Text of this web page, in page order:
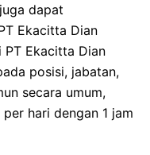
dapat
Ekacitta Dian
PT Ekacitta Dian
posisi, jabatan,
secara umum,
hari dengan 1 jam